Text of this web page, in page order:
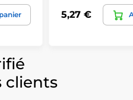
5,27 €
clients